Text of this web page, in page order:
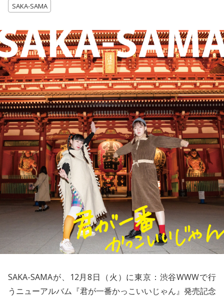
SAKA-SAMA
SAKA-SAMAが、12月8日（火）に東京：渋谷WWWで行
うニューアルバム『君が一番かっこいいじゃん』発売記念